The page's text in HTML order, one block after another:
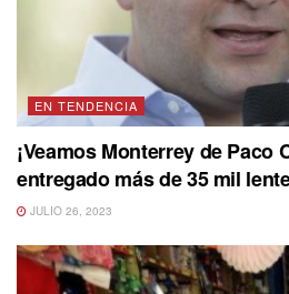
EN TENDENCIA
¡Veamos Monterrey de Paco
entregado más de 35 mil
JULIO 26, 2023